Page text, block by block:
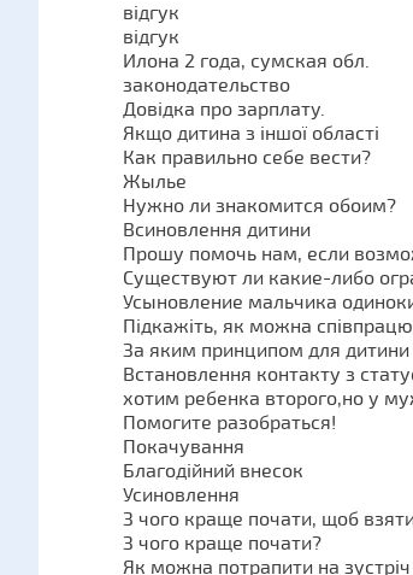
відгук
відгук
Илона 2 года, сумская обл.
законодательство
Довідка про зарплату.
Якщо дитина з іншої області
Как правильно себе вести?
Жылье
Нужно ли знакомится обоим?
Всиновлення дитини
Прошу помочь нам, если
Существуют ли какие-либо
Усыновление мальчика
Підкажіть, як можна
За яким принципом для
Встановлення контакту з
хотим ребенка второго,но у
Помогите разобраться!
Покачування
Благодійний внесок
Усиновлення
З чого краще почати, щоб взяти
З чого краще почати?
Як можна потрапити на зустріч